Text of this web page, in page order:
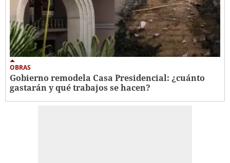
OBRAS
Gobierno remodela Casa Presidencial: ¿cuánto
gastarán y qué trabajos se hacen?